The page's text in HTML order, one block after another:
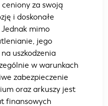
za swoją
i doskonałe
Jednak mimo
jego
uszkodzenia
w warunkach
zabezpieczenie
oraz arkuszy jest
finansowych